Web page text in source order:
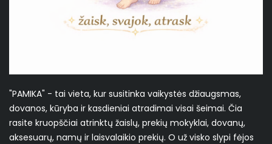
"PAMIKA" - tai vieta, kur susitinka vaikystės džiaugsmas,
dovanos, kūryba ir kasdieniai atradimai visai šeimai. Čia
rasite kruopščiai atrinktų žaislų, prekių mokyklai, dovanų,
aksesuarų, namų ir laisvalaikio prekių. O už visko slypi fėjos